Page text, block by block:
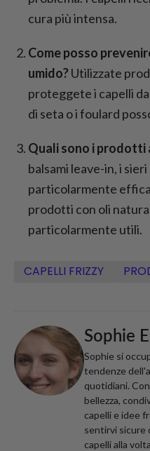
cura più intensa.
Come posso
umido? Utilizzate
proteggete i capelli
di seta o i foulard
Quali sono i prodotti
balsami leave-in, i
particolarmente
prodotti con oli
particolarmente utili.
CAPELLI FRIZZY
Sophie
Sophie si
tendenze
quotidiani.
bellezza,
capelli e idee
sentirvi sicure
capelli alla